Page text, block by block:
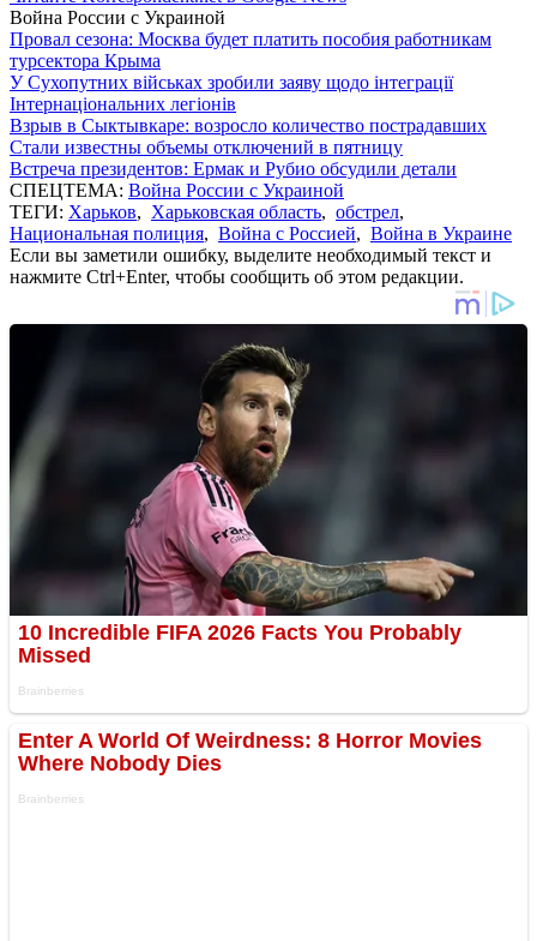
Война России с Украиной
Провал сезона: Москва будет платить пособия работникам
турсектора Крыма
У Сухопутних військах зробили заяву щодо інтеграції
Інтернаціональних легіонів
Взрыв в Сыктывкаре: возросло количество пострадавших
Стали известны объемы отключений в пятницу
Встреча президентов: Ермак и Рубио обсудили детали
СПЕЦТЕМА: Война России с Украиной
ТЕГИ: Харьков, Харьковская область, обстрел,
Национальная полиция, Война с Россией, Война в Украине
Если вы заметили ошибку, выделите необходимый текст и
нажмите Ctrl+Enter, чтобы сообщить об этом редакции.